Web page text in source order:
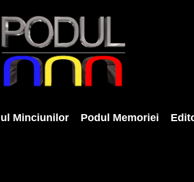
Minciunilor Podul Memoriei